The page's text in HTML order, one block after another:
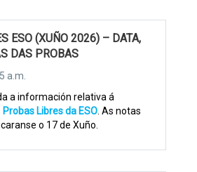
ESO (XUÑO 2026) – DATA,
DAS PROBAS
a.m.
a información relativa á
Probas Libres da ESO . As notas
o 17 de Xuño.